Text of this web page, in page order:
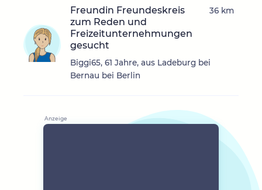
Freundin Freundeskreis
zum Reden und
Freizeitunternehmungen
gesucht
Biggi65, 61 Jahre, aus Ladeburg bei
Bernau bei Berlin
36 km